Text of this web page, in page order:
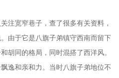
注宽窄巷子，查了很多有关资料，
由于它是八旗子弟镇守西南而留下
胡同的格局，同时混搭了西洋风。
逸和亲和力。当时八旗子弟地位不